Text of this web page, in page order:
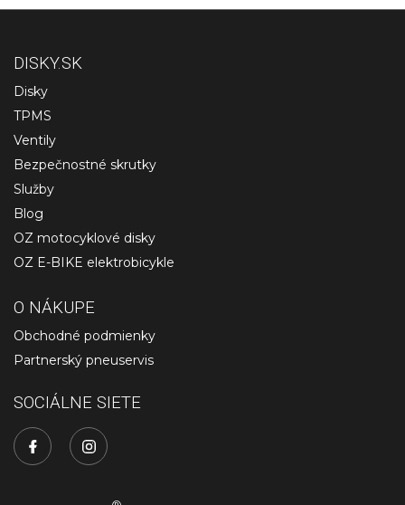
DISKY.SK
Disky
TPMS
Ventily
Bezpečnostné skrutky
Služby
Blog
OZ motocyklové disky
OZ E-BIKE elektrobicykle
O NÁKUPE
Obchodné podmienky
Partnerský pneuservis
SOCIÁLNE SIETE